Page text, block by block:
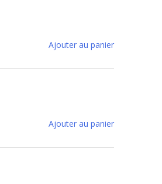
Ajouter au panier
Ajouter au panier